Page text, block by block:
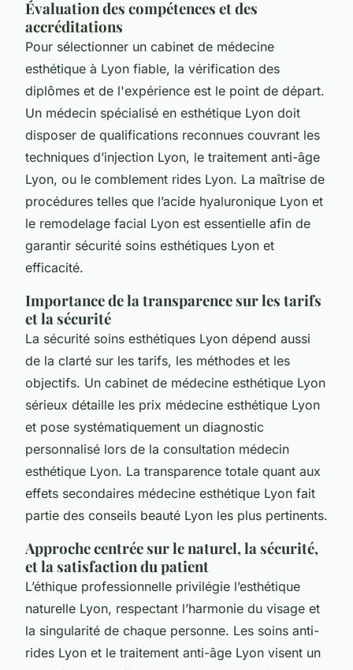
Évaluation des compétences et des
accréditations
Pour sélectionner un cabinet de médecine
esthétique à Lyon fiable, la vérification des
diplômes et de l'expérience est le point de départ.
Un médecin spécialisé en esthétique Lyon doit
disposer de qualifications reconnues couvrant les
techniques d’injection Lyon, le traitement anti-âge
Lyon, ou le comblement rides Lyon. La maîtrise de
procédures telles que l’acide hyaluronique Lyon et
le remodelage facial Lyon est essentielle afin de
garantir sécurité soins esthétiques Lyon et
efficacité.
Importance de la transparence sur les tarifs
et la sécurité
La sécurité soins esthétiques Lyon dépend aussi
de la clarté sur les tarifs, les méthodes et les
objectifs. Un cabinet de médecine esthétique Lyon
sérieux détaille les prix médecine esthétique Lyon
et pose systématiquement un diagnostic
personnalisé lors de la consultation médecin
esthétique Lyon. La transparence totale quant aux
effets secondaires médecine esthétique Lyon fait
partie des conseils beauté Lyon les plus pertinents.
Approche centrée sur le naturel, la sécurité,
et la satisfaction du patient
L’éthique professionnelle privilégie l’esthétique
naturelle Lyon, respectant l’harmonie du visage et
la singularité de chaque personne. Les soins anti-
rides Lyon et le traitement anti-âge Lyon visent un